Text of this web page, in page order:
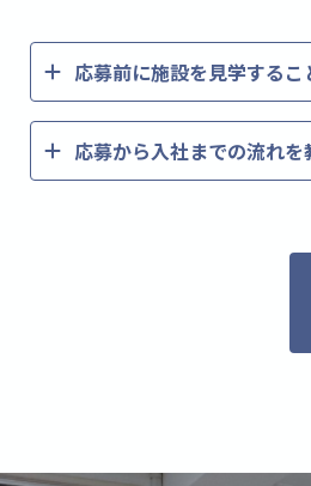
応募前に施設を見学するこ
応募から入社までの流れを